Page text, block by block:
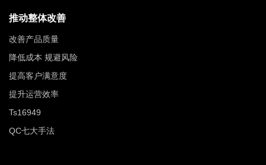
推动整体改善
改善产品质量
降低成本 规避风险
提高客户满意度
提升运营效率
Ts16949
QC七大手法